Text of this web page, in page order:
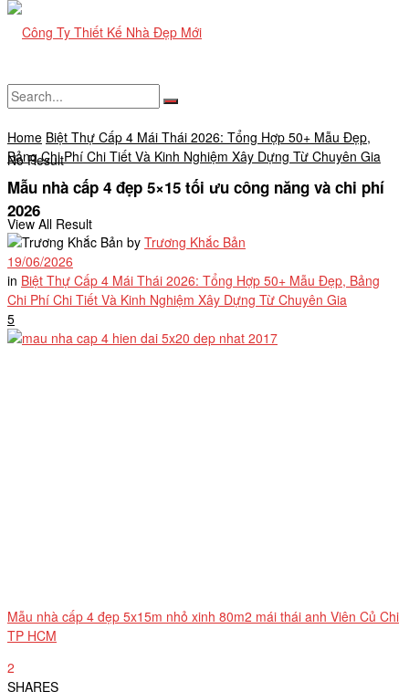
No Result
View All Result
Home Biệt Thự Cấp 4 Mái Thái 2026: Tổng Hợp 50+ Mẫu Đẹp,
Bảng Chi Phí Chi Tiết Và Kinh Nghiệm Xây Dựng Từ Chuyên Gia
Mẫu nhà cấp 4 đẹp 5×15 tối ưu công năng và chi phí
2026
by Trương Khắc Bản
19/06/2026
in Biệt Thự Cấp 4 Mái Thái 2026: Tổng Hợp 50+ Mẫu Đẹp, Bảng
Chi Phí Chi Tiết Và Kinh Nghiệm Xây Dựng Từ Chuyên Gia
5
Mẫu nhà cấp 4 đẹp 5x15m nhỏ xinh 80m2 mái thái anh Viên Củ Chi
TP HCM
2
SHARES